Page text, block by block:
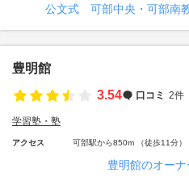
公文式 可部中央・可部南
豊明館
3.54
口コミ 2件
学習塾・塾
アクセス 可部駅から850m （徒歩11分）
豊明館のオー